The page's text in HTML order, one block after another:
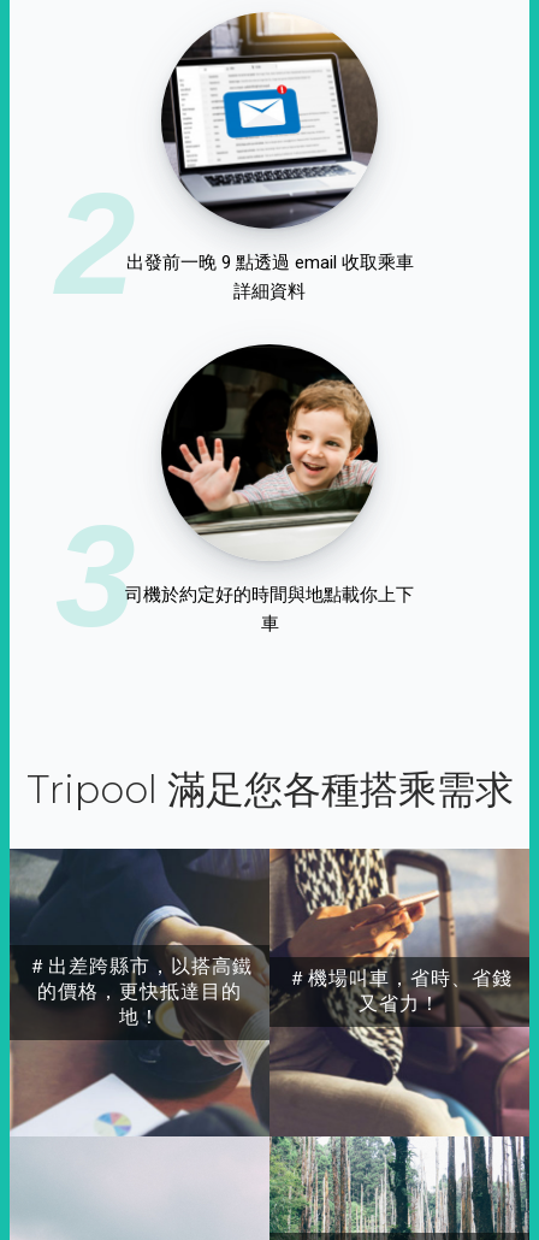
2出發前一晚 9 點透過 email 收取乘車
詳細資料
3司機於約定好的時間與地點載你上下
車
Tripool 滿足您各種搭乘需求
＃出差跨縣市，以搭高鐵
的價格，更快抵達目的
地！
＃機場叫車，省時、省錢
又省力！